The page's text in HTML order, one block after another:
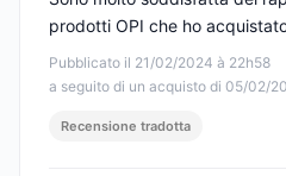
Pubblicato il 21/02/2024 à 22h58
a seguito di un acquisto di 05/02/
prodotti OPI che ho
Recensione tradotta